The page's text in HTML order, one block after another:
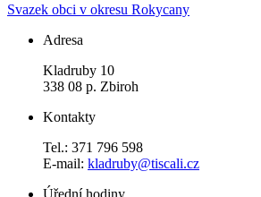
Svazek obci v okresu Rokycany
Adresa
Kladruby 10
338 08 p. Zbiroh
Kontakty
Tel.: 371 796 598
E-mail: kladruby@tiscali.cz
Úřední hodiny